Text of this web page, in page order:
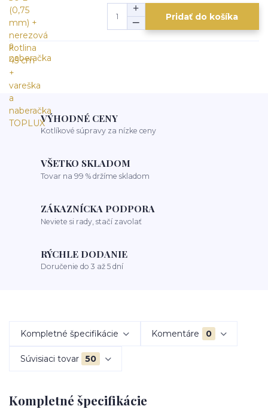
Pridať do košíka
VÝHODNÉ CENY
Kotlíkové súpravy za nízke ceny
VŠETKO SKLADOM
Tovar na 99 % držíme skladom
ZÁKAZNÍCKA PODPORA
Neviete si rady, stačí zavolať
RÝCHLE DODANIE
Doručenie do 3 až 5 dní
Kompletné špecifikácie Komentáre 0
Súvisiaci tovar 50
Kompletné špecifikácie